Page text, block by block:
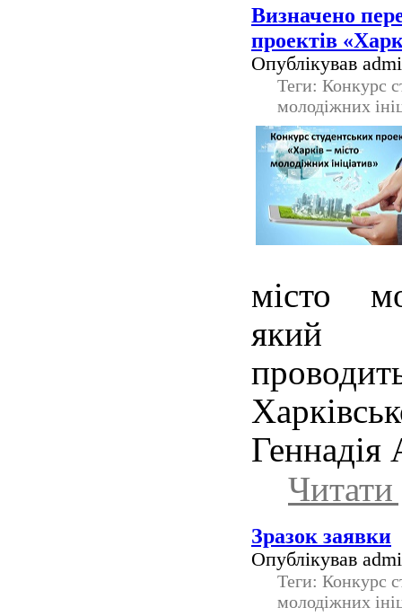
Визначено
проектів
Опублікував
Теги: Конкурс
молодіжних
місто
який
Зразок заявки
Опублікував
Теги: Конкурс
молодіжних